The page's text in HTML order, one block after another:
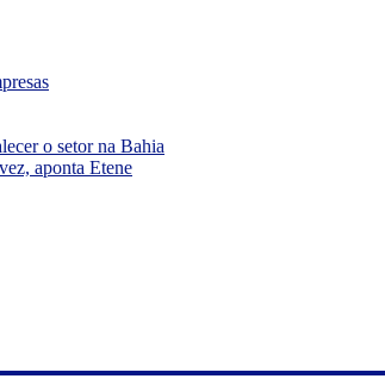
o setor na Bahia
aponta Etene